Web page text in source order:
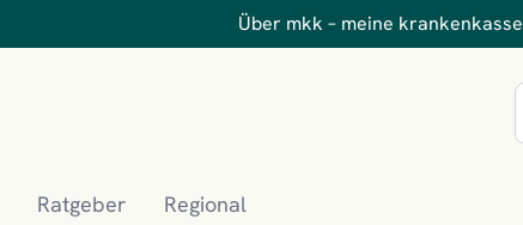
Über mkk – meine krankenkasse
Ratgeber Regional